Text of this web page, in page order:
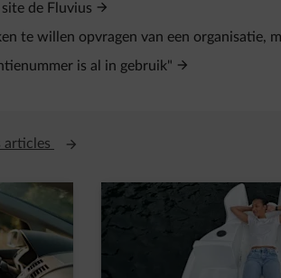
de Fluvius
te willen opvragen van een organisatie,
is al in gebruik"
articles Ouvre un nouvel onglet